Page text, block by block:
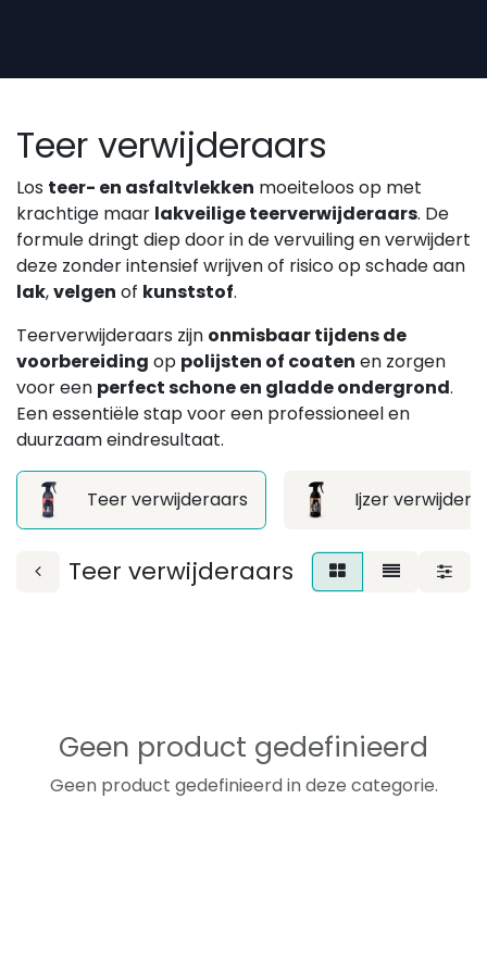
Teer verwijderaars
Los teer- en asfaltvlekken moeiteloos op met
krachtige maar lakveilige teerverwijderaars. De
formule dringt diep door in de vervuiling en verwijdert
deze zonder intensief wrijven of risico op schade aan
lak,velgen of kunststof.
Teerverwijderaars zijn onmisbaar tijdens de
voorbereiding op polijsten of coaten en zorgen
voor een perfect schone en gladde ondergrond.
Een essentiële stap voor een professioneel en
duurzaam eindresultaat.
Teer verwijderaars Ijzer
Teer verwijderaars
Geen product gedefinieerd
Geen product gedefinieerd in deze categorie.